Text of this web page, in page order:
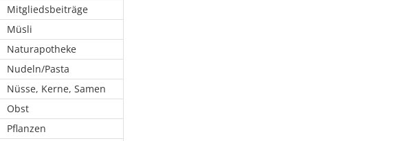
Mitgliedsbeiträge
Müsli
Naturapotheke
Nudeln/Pasta
Nüsse, Kerne, Samen
Obst
Pflanzen